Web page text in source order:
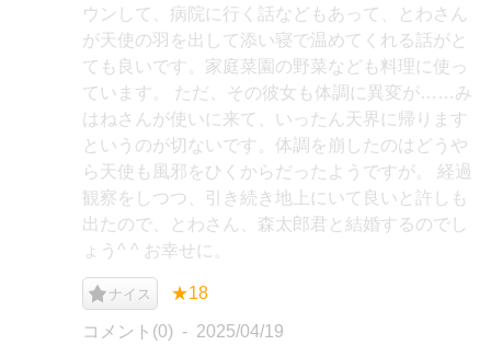
ウンして、病院に行く話などもあって、とわさん
が天使の羽を出して添い寝で温めてくれる話がと
ても良いです。家庭菜園の野菜なども料理に使っ
ています。 ただ、その彼女も体調に異変が……み
はねさんが使いに来て、いったん天界に帰ります
というのが切ないです。体調を崩したのはどうや
ら天使も風邪をひくからだったようですが。 経過
観察をしつつ、引き続き地上にいて良いと許しも
出たので、とわさん、森太郎君と結婚するのでし
ょう^ ^ お幸せに。
ナイス ★18
コメント(0) 2025/04/19